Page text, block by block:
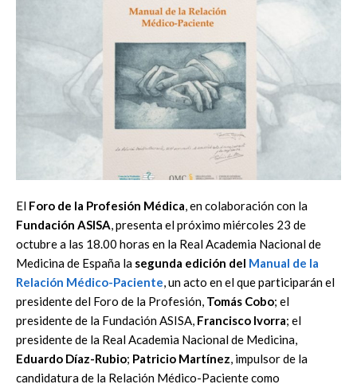
El Foro de la Profesión Médica, en colaboración con la
Fundación ASISA, presenta el próximo miércoles 23 de
octubre a las 18.00 horas en la Real Academia Nacional de
Medicina de España la segunda edición del Manual de la
Relación Médico-Paciente, un acto en el que participarán el
presidente del Foro de la Profesión, Tomás Cobo; el
presidente de la Fundación ASISA, Francisco Ivorra; el
presidente de la Real Academia Nacional de Medicina,
Eduardo Díaz-Rubio; Patricio Martínez, impulsor de la
candidatura de la Relación Médico-Paciente como